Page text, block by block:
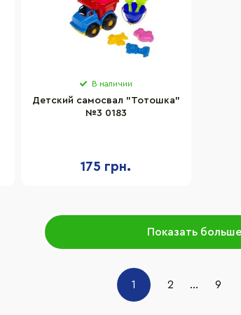
В наличии
Детский самосвал "Тотошка"
№3 0183
175 грн.
Показать больше
1 2 ... 9